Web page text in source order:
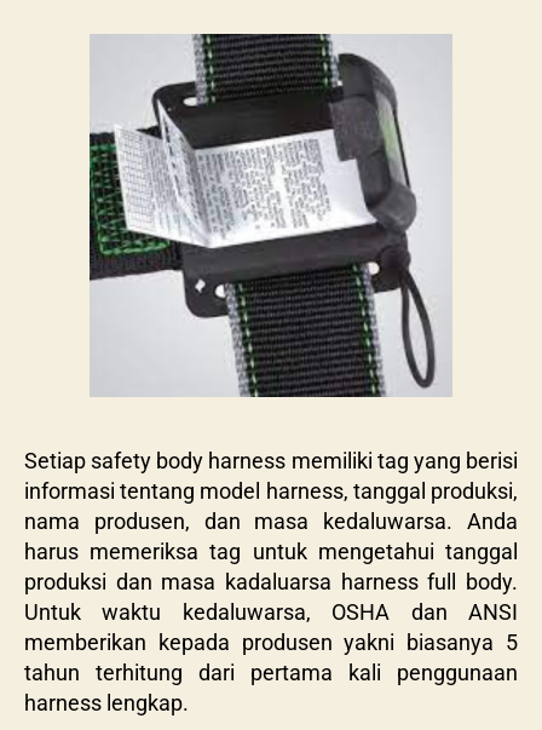
Setiap safety body harness memiliki tag yang berisi
informasi tentang model harness, tanggal produksi,
nama produsen, dan masa kedaluwarsa. Anda
harus memeriksa tag untuk mengetahui tanggal
produksi dan masa kadaluarsa harness full body.
Untuk waktu kedaluwarsa, OSHA dan ANSI
memberikan kepada produsen yakni biasanya 5
tahun terhitung dari pertama kali penggunaan
harness lengkap.